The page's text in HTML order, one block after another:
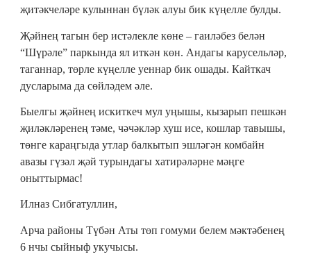
җитәкчеләре кулыннан бүләк алуы бик күңелле булды.
Җәйнең тагын бер истәлекле көне – гаиләбез белән
“Шүрәле” паркында ял иткән көн. Андагы карусельләр,
таганнар, төрле күңелле уеннар бик ошады. Кайткач
дусларыма да сөйләдем әле.
Быелгы җәйнең искиткеч мул уңышы, кызарып пешкән
җиләкләренең тәме, чәчәкләр хуш исе, кошлар тавышы,
төнге караңгыда утлар балкытып эшләгән комбайн
авазы гүзәл җәй турындагы хатирәләрне мәңге
оныттырмас!
Илназ Сибгатуллин,
Арча районы Түбән Аты төп гомуми белем мәктәбенең
6 нчы сыйныф укучысы.